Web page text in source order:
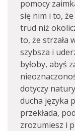
pomocy
się nim i to,
trud niż
to, że strzała
szybsza i
byłoby, abyś
dotyczy
ducha języka
przekłada,
zrozumiesz i